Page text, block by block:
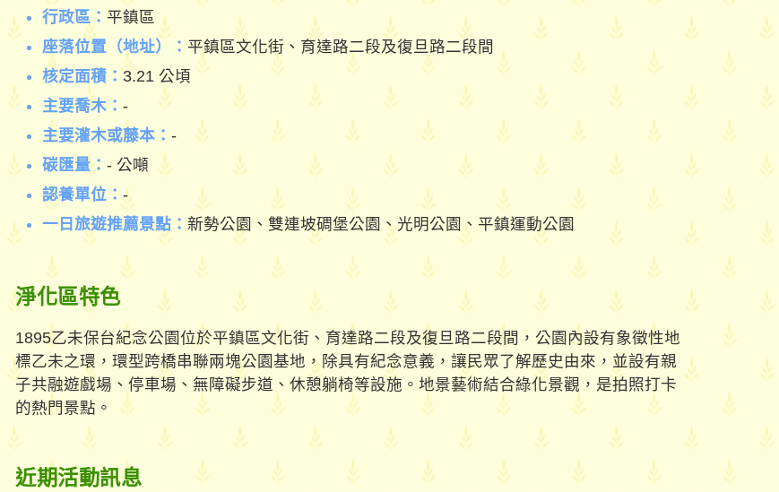
行政區： 平鎮區
座落位置（地址）： 平鎮區文化街、育達路二段及復旦路二段間
核定面積：3.21 公頃
主要喬木： -
主要灌木或藤本： -
碳匯量： - 公噸
認養單位： -
一日旅遊推薦景點： 新勢公園、雙連坡碉堡公園、光明公園、平鎮運動公園
淨化區特色
1895乙未保台紀念公園位於平鎮區文化街、育達路二段及復旦路二段間，公園內設有象徵性地
標乙未之環，環型跨橋串聯兩塊公園基地，除具有紀念意義，讓民眾了解歷史由來，並設有親
子共融遊戲場、停車場、無障礙步道、休憩躺椅等設施。地景藝術結合綠化景觀，是拍照打卡
的熱門景點。
近期活動訊息